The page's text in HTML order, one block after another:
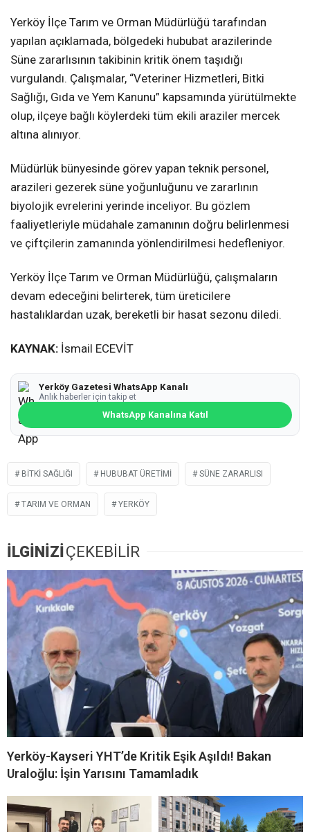
Yerköy İlçe Tarım ve Orman Müdürlüğü tarafından
yapılan açıklamada, bölgedeki hububat arazilerinde
Süne zararlısının takibinin kritik önem taşıdığı
vurgulandı. Çalışmalar, “Veteriner Hizmetleri, Bitki
Sağlığı, Gıda ve Yem Kanunu” kapsamında yürütülmekte
olup, ilçeye bağlı köylerdeki tüm ekili araziler mercek
altına alınıyor.
Müdürlük bünyesinde görev yapan teknik personel,
arazileri gezerek süne yoğunluğunu ve zararlının
biyolojik evrelerini yerinde inceliyor. Bu gözlem
faaliyetleriyle müdahale zamanının doğru belirlenmesi
ve çiftçilerin zamanında yönlendirilmesi hedefleniyor.
Yerköy İlçe Tarım ve Orman Müdürlüğü, çalışmaların
devam edeceğini belirterek, tüm üreticilere
hastalıklardan uzak, bereketli bir hasat sezonu diledi.
KAYNAK: İsmail ECEVİT
Yerköy Gazetesi WhatsApp Kanalı
Anlık haberler için takip et
WhatsApp Kanalına Katıl
BITKI SAĞLIĞI HUBUBAT ÜRETIMI SÜNE ZARARLISI
TARIM VE ORMAN YERKÖY
İLGİNİZİÇEKEBİLİR
Yerköy-Kayseri YHT’de Kritik Eşik Aşıldı! Bakan
Uraloğlu: İşin Yarısını Tamamladık